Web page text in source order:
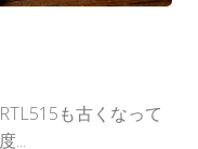
も古くなって
...